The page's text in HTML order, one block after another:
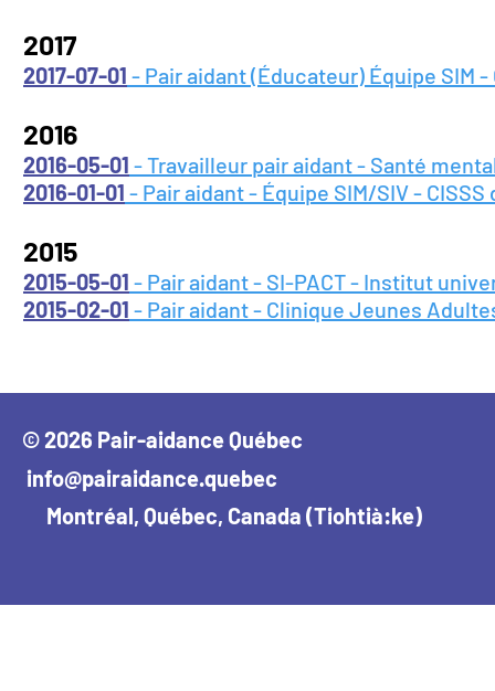
2017
2017-07-01 - Pair aidant (Éducateur) Équipe SIM
2016
2016-05-01 - Travailleur pair aidant - Santé
2016-01-01 - Pair aidant - Équipe SIM/SIV -
2015
2015-05-01 - Pair aidant - SI-PACT - Institut
2015-02-01 - Pair aidant - Clinique Jeunes
© 2026 Pair-aidance Québec
info@pairaidance.quebec
Montréal, Québec, Canada (Tiohtià:ke)